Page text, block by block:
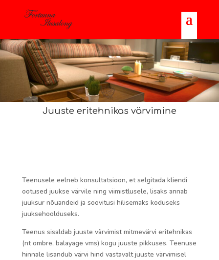
Juuste eritehnikas värvimine
Teenusele eelneb konsultatsioon, et selgitada kliendi
ootused juukse värvile ning viimistlusele, lisaks annab
juuksur nõuandeid ja soovitusi hilisemaks koduseks
juuksehoolduseks.
Teenus sisaldab juuste värvimist mitmevärvi eritehnikas
(nt ombre, balayage vms) kogu juuste pikkuses. Teenuse
hinnale lisandub värvi hind vastavalt juuste värvimisel